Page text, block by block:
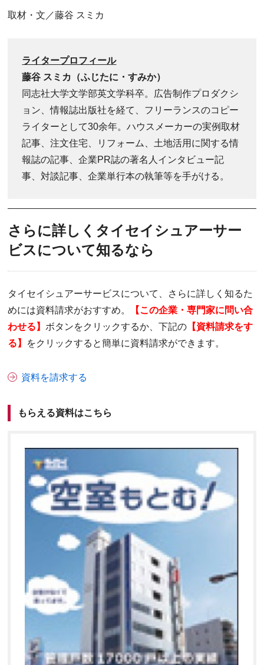
取材・文／藤谷 スミカ
ライタープロフィール
藤谷 スミカ
（ふじたに・すみか）
同志社大学文学部英文学科卒。広告制作プロダクシ
ョン、情報誌出版社を経て、フリーランスのコピー
ライターとして30余年。ハウスメーカーの実例取材
記事、注文住宅、リフォーム、土地活用に関する情
報誌の記事、企業PR誌の著名人インタビュー記
事、対談記事、企業単行本の執筆等を手がける。
さらに詳しくタイセイシュアーサー
ビスについて知るなら
タイセイシュアーサービスについて、さらに詳しく知るた
めには資料請求がおすすめ。
【この企業・専門家に問い合
わせる】 ボタンをクリックするか、下記の 【資料請求をす
る】 をクリックすると簡単に資料請求ができます。
資料を請求する
もらえる資料はこちら